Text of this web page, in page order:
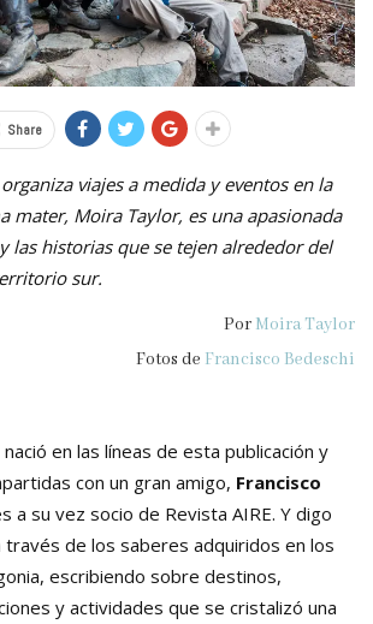
Share
viajes a medida y eventos en la
mater, Moira Taylor, es una apasionada
las historias que se tejen alrededor del
sur.
Por Moira Taylor
Fotos de Francisco Bedeschi
en las líneas de esta publicación y
con un gran amigo, Francisco
a su vez socio de Revista AIRE. Y digo
de los saberes adquiridos en los
escribiendo sobre destinos,
y actividades que se cristalizó una